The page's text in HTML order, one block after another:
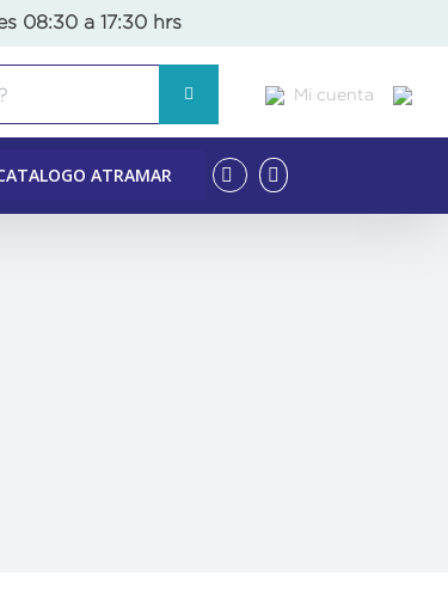
08:30 a 17:30 hrs
Mi cuenta
ATRAMAR